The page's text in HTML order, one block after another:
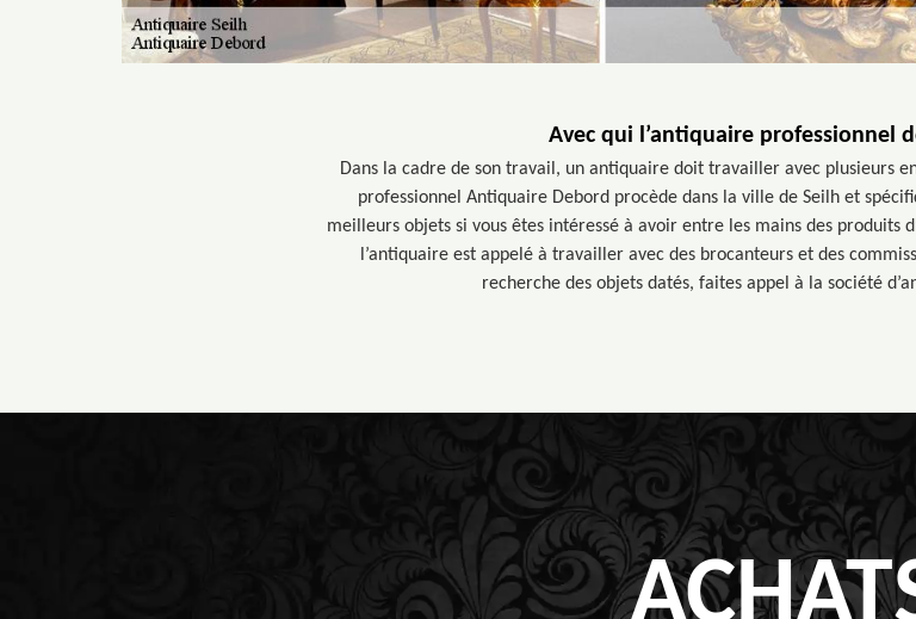
Avec qui l’antiquaire professionnel
Dans la cadre de son travail, un antiquaire doit travailler avec plusieurs
professionnel Antiquaire Debord procède dans la ville de Seilh et
meilleurs objets si vous êtes intéressé à avoir entre les mains des produits
l’antiquaire est appelé à travailler avec des brocanteurs et des
recherche des objets datés, faites appel à la société